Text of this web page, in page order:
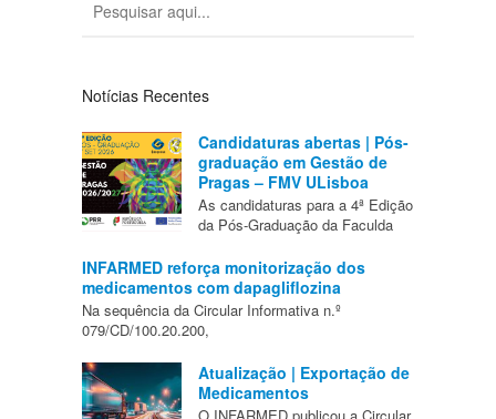
Notícias Recentes
Candidaturas abertas | Pós-
graduação em Gestão de
Pragas – FMV ULisboa
As candidaturas para a 4ª Edição
da Pós-Graduação da Faculda
INFARMED reforça monitorização dos
medicamentos com dapagliflozina
Na sequência da Circular Informativa n.º
079/CD/100.20.200,
Atualização | Exportação de
Medicamentos
O INFARMED publicou a Circular